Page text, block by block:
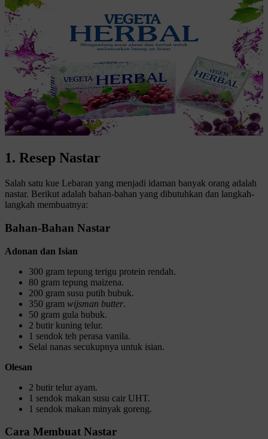
1. Resep Nastar
Salah satu kue Lebaran yang menjadi idaman banyak orang adalah
nastar. Berikut adalah bahan-bahan yang dibutuhkan dan langkah-
langkah membuatnya:
Bahan-Bahan Nastar
Adonan dan Isian
300 gram tepung terigu protein rendah.
80 gram tepung maizena.
200 gram susu putih bubuk.
350 gram wijsman butter.
50 gram gula bubuk.
2 butir kuning telur.
1 sendok teh perasa vanila.
Selai nanas secukupnya untuk isian.
Olesan
2 butir telur ayam.
1 sendok makan susu cair UHT.
1 sendok makan minyak goreng.
Cara Membuat Nastar